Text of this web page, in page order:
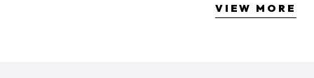
VIEW MORE